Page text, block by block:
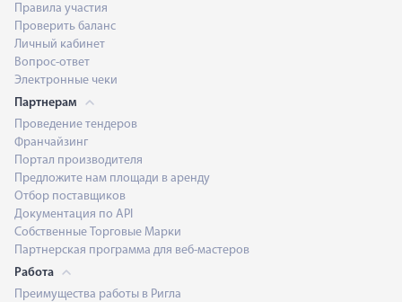
Правила участия
Проверить баланс
Личный кабинет
Вопрос-ответ
Электронные чеки
Партнерам
Проведение тендеров
Франчайзинг
Портал производителя
Предложите нам площади в аренду
Отбор поставщиков
Документация по API
Собственные Торговые Марки
Партнерская программа для веб-мастеров
Работа
Преимущества работы в Ригла